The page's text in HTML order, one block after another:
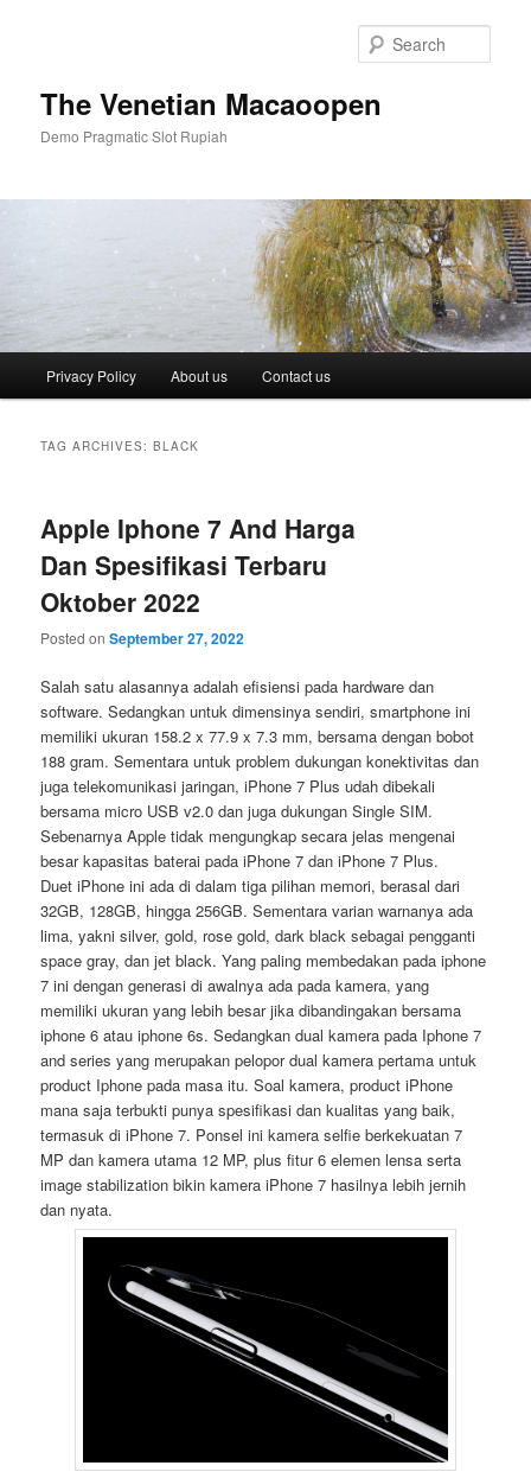
The Venetian Macaoopen
Demo Pragmatic Slot Rupiah
Privacy Policy About us Contact us
TAG ARCHIVES:BLACK
Apple Iphone 7 And Harga
Dan Spesifikasi Terbaru
Oktober 2022
Posted onSeptember 27, 2022
Salah satu alasannya adalah efisiensi pada hardware dan
software. Sedangkan untuk dimensinya sendiri, smartphone ini
memiliki ukuran 158.2 x 77.9 x 7.3 mm, bersama dengan bobot
188 gram. Sementara untuk problem dukungan konektivitas dan
juga telekomunikasi jaringan, iPhone 7 Plus udah dibekali
bersama micro USB v2.0 dan juga dukungan Single SIM.
Sebenarnya Apple tidak mengungkap secara jelas mengenai
besar kapasitas baterai pada iPhone 7 dan iPhone 7 Plus.
Duet iPhone ini ada di dalam tiga pilihan memori, berasal dari
32GB, 128GB, hingga 256GB. Sementara varian warnanya ada
lima, yakni silver, gold, rose gold, dark black sebagai pengganti
space gray, dan jet black. Yang paling membedakan pada iphone
7 ini dengan generasi di awalnya ada pada kamera, yang
memiliki ukuran yang lebih besar jika dibandingakan bersama
iphone 6 atau iphone 6s. Sedangkan dual kamera pada Iphone 7
and series yang merupakan pelopor dual kamera pertama untuk
product Iphone pada masa itu. Soal kamera, product iPhone
mana saja terbukti punya spesifikasi dan kualitas yang baik,
termasuk di iPhone 7. Ponsel ini kamera selfie berkekuatan 7
MP dan kamera utama 12 MP, plus fitur 6 elemen lensa serta
image stabilization bikin kamera iPhone 7 hasilnya lebih jernih
dan nyata.